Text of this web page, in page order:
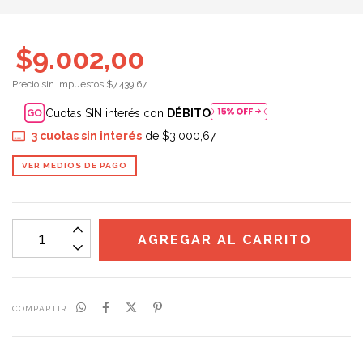
$9.002,00
Precio sin impuestos $7.439,67
Cuotas SIN interés con DÉBITO
3cuotas sin interésde $3.000,67
VER MEDIOS DE PAGO
COMPARTIR